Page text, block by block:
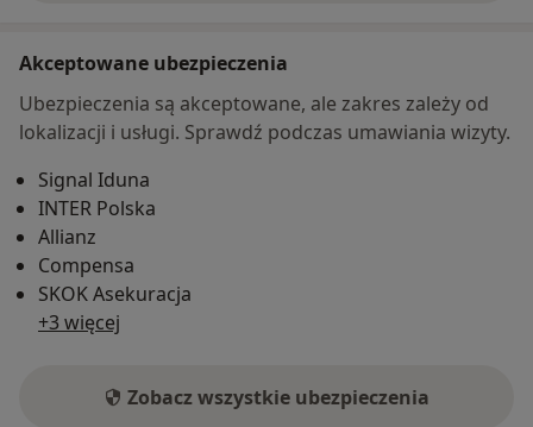
Akceptowane ubezpieczenia
Ubezpieczenia są akceptowane, ale zakres zależy od
lokalizacji i usługi. Sprawdź podczas umawiania wizyty.
Signal Iduna
INTER Polska
Allianz
Compensa
SKOK Asekuracja
+3 więcej
Zobacz wszystkie ubezpieczenia